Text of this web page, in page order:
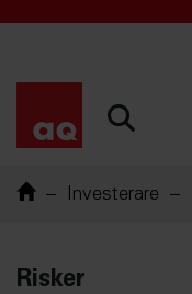
Investerare
Risker